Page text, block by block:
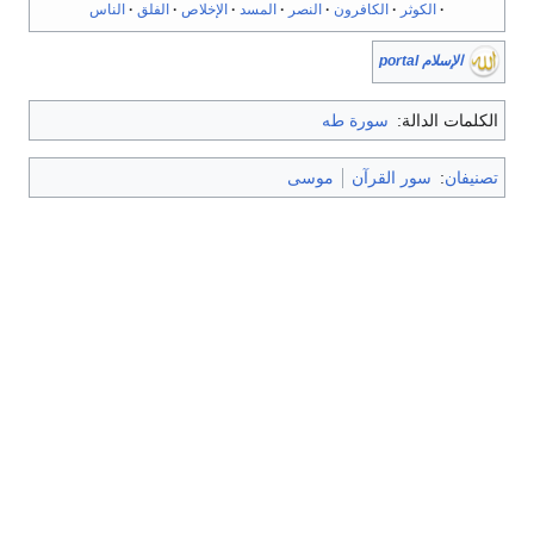
الكوثر
الكافرون النصر المسد الإخلاص الفلق الناس
الإسلام portal
الكلمات الدالة: سورة طه
تصنيفان: سور القرآن موسى